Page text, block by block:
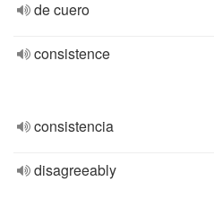
de cuero
consistence
consistencia
disagreeably